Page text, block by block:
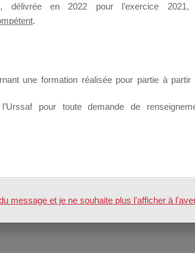
Participants Messages
2 3
il y a
délivrée en 2022 pour l’exercice 2021,
.
une formation réalisée pour partie à partir
pour toute demande de
message et je ne souhaite plus l'afficher à